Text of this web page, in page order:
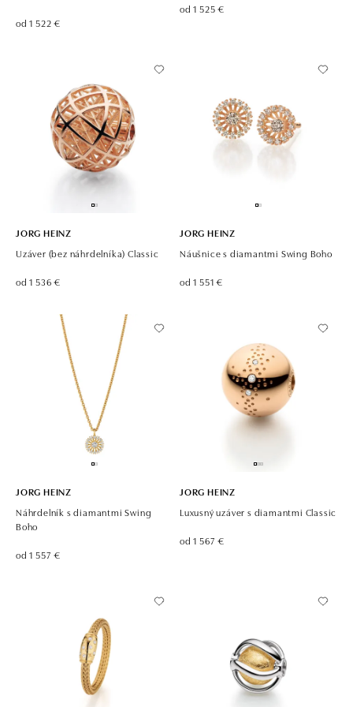
od 1 522 €
od 1 525 €
JORG HEINZ
Uzáver (bez náhrdelníka) Classic
od 1 536 €
JORG HEINZ
Náušnice s diamantmi Swing Boho
od 1 551 €
JORG HEINZ
Náhrdelník s diamantmi Swing
Boho
od 1 557 €
JORG HEINZ
Luxusný uzáver s diamantmi Classic
od 1 567 €